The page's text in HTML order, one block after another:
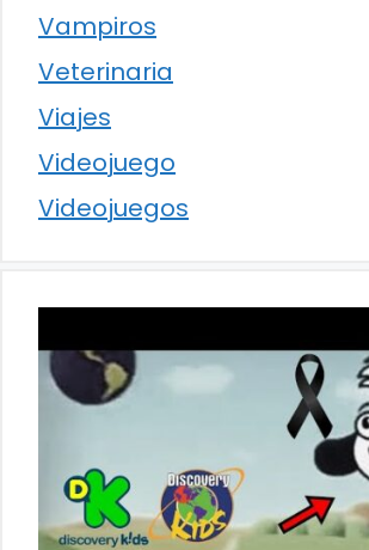
Vampiros
Veterinaria
Viajes
Videojuego
Videojuegos